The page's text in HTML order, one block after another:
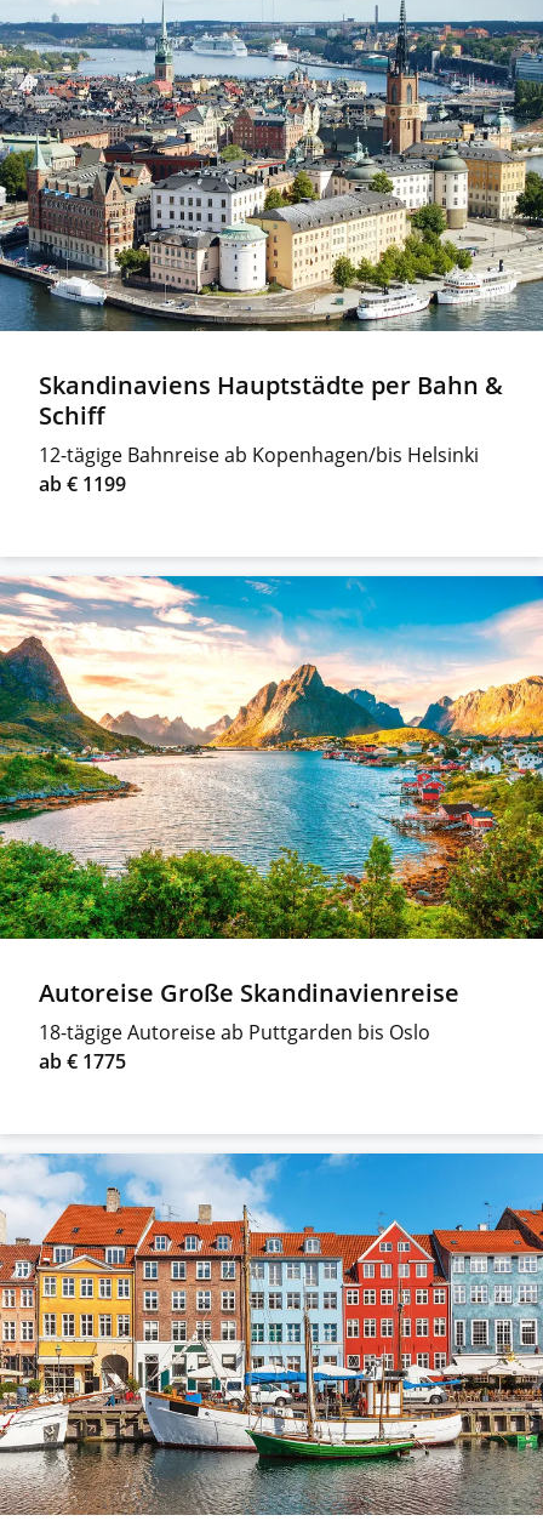
Skandinaviens Hauptstädte per Bahn &
Schiff
12-tägige Bahnreise ab Kopenhagen/bis Helsinki
ab € 1199
Autoreise Große Skandinavienreise
18-tägige Autoreise ab Puttgarden bis Oslo
ab € 1775